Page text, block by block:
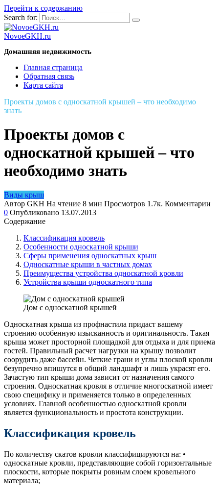
Перейти к содержанию
Search for:
NovoeGKH.ru
Домашняя недвижимость
Главная страница
Обратная связь
Карта сайта
Проекты домов с односкатной крышей – что необходимо
знать
Проекты домов с
односкатной крышей – что
необходимо знать
Виды крыш
Автор GKH На чтение 8 мин Просмотров 1.7к. Комментарии
0 Опубликовано 13.07.2013
Содержание
Классификация кровель
Особенности односкатной крыши
Сферы применения односкатных крыш
Односкатные крыши в частных домах
Преимущества устройства односкатной кровли
Устройства крыши односкатного типа
Дом с односкатной крышей
Односкатная крыша из профнастила придаст вашему
строению особенную изысканность и оригинальность. Такая
крыша может просторной площадкой для отдыха и для приема
гостей. Правильный расчет нагрузки на крышу позволит
соорудить даже бассейн. Четкие грани и углы плоской кровли
безупречно впишутся в общий ландшафт и лишь украсят его.
Зачастую тип крыши дома зависит от назначения самого
строения. Односкатная кровля в отличие многоскатной имеет
свою специфику и применяется только в определенных
условиях. Главной особенностью односкатной кровли
является функциональность и простота конструкции.
Классификация кровель
По количеству скатов кровли классифицируются на: •
односкатные кровли, представляющие собой горизонтальные
плоскости, которые покрыты ровным слоем кровельного
материала;